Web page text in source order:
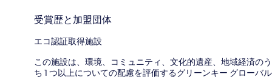
受賞歴と加盟団体
エコ認証取得施設
この施設は、環境、コミュニティ、文化的遺産、地域経済のう
ち 1 つ以上についての配慮を評価するグリーンキー グローバル